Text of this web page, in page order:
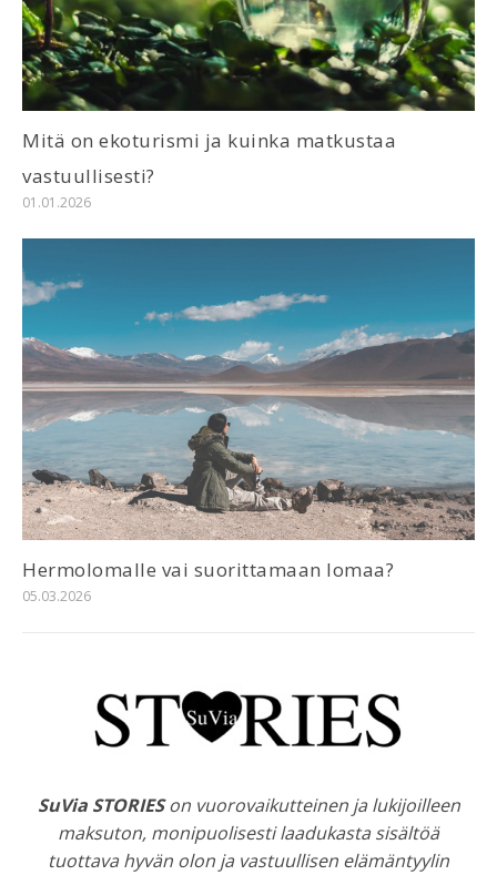
Mitä on ekoturismi ja kuinka matkustaa
vastuullisesti?
01.01.2026
Hermolomalle vai suorittamaan lomaa?
05.03.2026
SuVia STORIESon vuorovaikutteinen ja lukijoilleen
maksuton, monipuolisesti laadukasta sisältöä
tuottava hyvän olon ja vastuullisen elämäntyylin